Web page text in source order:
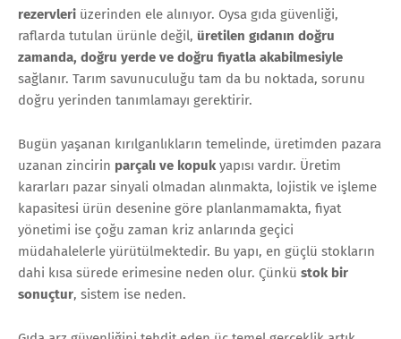
rezervleri üzerinden ele alınıyor. Oysa gıda güvenliği,
raflarda tutulan ürünle değil, üretilen gıdanın doğru
zamanda, doğru yerde ve doğru fiyatla akabilmesiyle
sağlanır. Tarım savunuculuğu tam da bu noktada, sorunu
doğru yerinden tanımlamayı gerektirir.
Bugün yaşanan kırılganlıkların temelinde, üretimden pazara
uzanan zincirin parçalı ve kopuk yapısı vardır. Üretim
kararları pazar sinyali olmadan alınmakta, lojistik ve işleme
kapasitesi ürün desenine göre planlanmamakta, fiyat
yönetimi ise çoğu zaman kriz anlarında geçici
müdahalelerle yürütülmektedir. Bu yapı, en güçlü stokların
dahi kısa sürede erimesine neden olur. Çünkü stok bir
sonuçtur, sistem ise neden.